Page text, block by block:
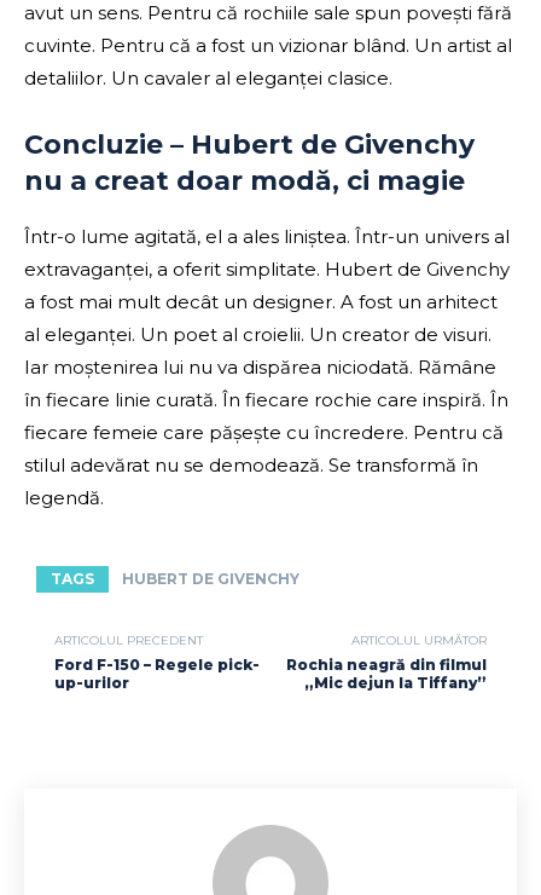
avut un sens. Pentru că rochiile sale spun povești fără
cuvinte. Pentru că a fost un vizionar blând. Un artist al
detaliilor. Un cavaler al eleganței clasice.
Concluzie – Hubert de Givenchy
nu a creat doar modă, ci magie
Într-o lume agitată, el a ales liniștea. Într-un univers al
extravaganței, a oferit simplitate. Hubert de Givenchy
a fost mai mult decât un designer. A fost un arhitect
al eleganței. Un poet al croielii. Un creator de visuri.
Iar moștenirea lui nu va dispărea niciodată. Rămâne
în fiecare linie curată. În fiecare rochie care inspiră. În
fiecare femeie care pășește cu încredere. Pentru că
stilul adevărat nu se demodează. Se transformă în
legendă.
TAGS HUBERT DE GIVENCHY
ARTICOLUL PRECEDENT
Ford F-150 – Regele pick-
up-urilor
ARTICOLUL URMĂTOR
Rochia neagră din filmul
„Mic dejun la Tiffany”